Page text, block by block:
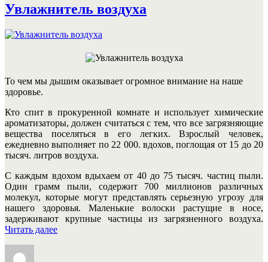
Увлажнитель воздуха
То чем мы дышим оказывает огромное внимание на наше
здоровье.
Кто спит в прокуренной комнате и использует химические
ароматизаторы, должен считаться с тем, что все загрязняющие
вещества поселяться в его легких. Взрослый человек,
ежедневно выполняет по 22 000. вдохов, поглощая от 15 до 20
тысяч. литров воздуха.
С каждым вдохом вдыхаем от 40 до 75 тысяч. частиц пыли.
Один грамм пыли, содержит 700 миллионов различных
молекул, которые могут представлять серьезную угрозу для
нашего здоровья. Маленькие волоски растущие в носе,
задерживают крупные частицы из загрязненного воздуха.
Читать далее«Увлажнитель